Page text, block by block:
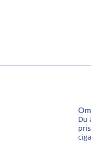
Du